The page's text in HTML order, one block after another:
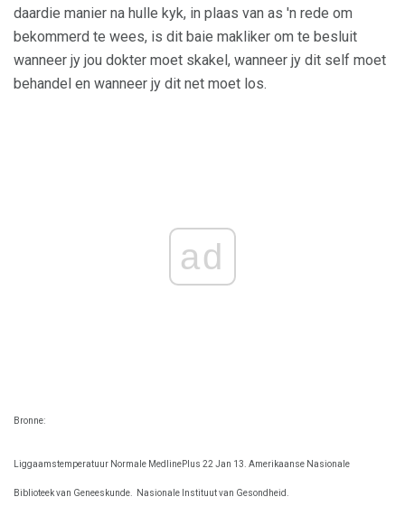
daardie manier na hulle kyk, in plaas van as 'n rede om
bekommerd te wees, is dit baie makliker om te besluit
wanneer jy jou dokter moet skakel, wanneer jy dit self moet
behandel en wanneer jy dit net moet los.
ad
Bronne:
Liggaamstemperatuur Normale MedlinePlus 22 Jan 13. Amerikaanse Nasionale
Biblioteek van Geneeskunde. Nasionale Instituut van Gesondheid.